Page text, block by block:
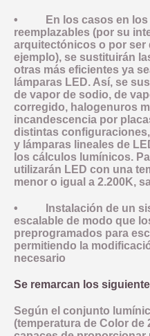
• En los casos en los
reemplazables (por su
arquitectónicos o por ser
ejemplo), se sustituirán
otras más eficientes ya
lámparas LED. Así, se
de vapor de sodio, de
corregido, halogenuros
incandescencia por
distintas
y lámparas lineales de
los cálculos lumínicos.
utilizarán LED con una
menor o igual a 2.200K,
• Instalación de un
escalable de modo que
preprogramados para
permitiendo la
necesario
Se remarcan los
Según el conjunto
(temperatura de Color de